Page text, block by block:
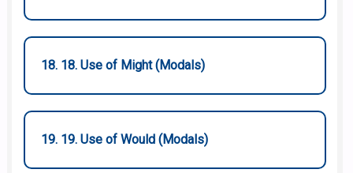
18. 18. Use of Might (Modals)
19. 19. Use of Would (Modals)